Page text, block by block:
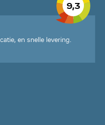
9,3
en snelle levering.